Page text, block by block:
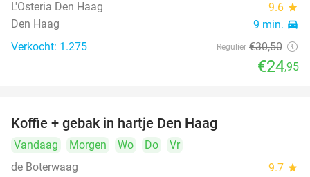
L'Osteria Den Haag
9.6 star
Den Haag 9 min. directions_car
Verkocht: 1.275 Regulier €30,50
€24,95
Koffie + gebak in hartje Den Haag
Vandaag Morgen Wo Do
Vr
de Boterwaag
9.7 star